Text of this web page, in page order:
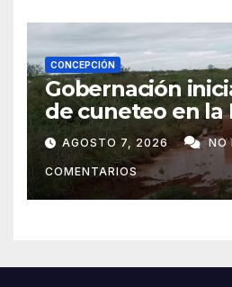
CONCEPCIÓN
Gobernación
de cuneteo en la
José Félix
AGOSTO 7, 2026 NO
COMENTARIOS